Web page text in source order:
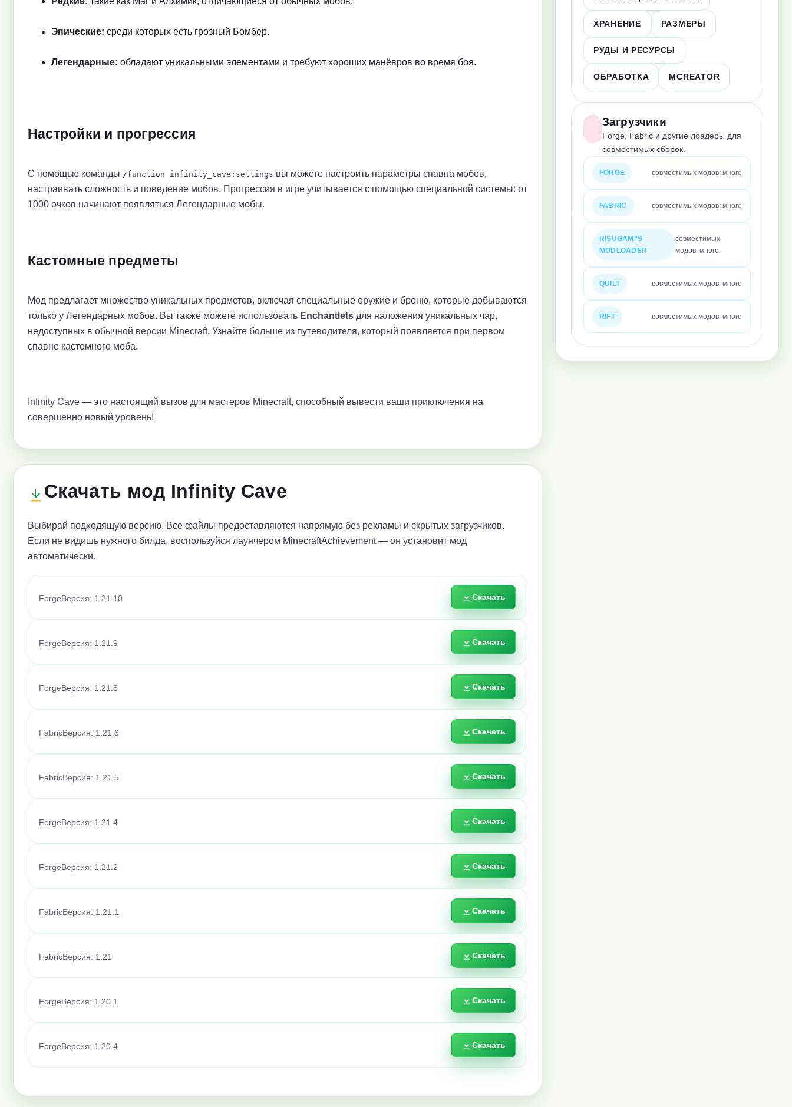
Эпические: среди которых есть грозный Бомбер.
Легендарные: обладают уникальными элементами и требуют хороших манёвров во время боя.
Настройки и прогрессия
С помощью команды /function infinity_cave:settings вы можете настроить параметры спавна мобов,
настраивать сложность и поведение мобов. Прогрессия в игре учитывается с помощью специальной системы: от
1000 очков начинают появляться Легендарные мобы.
Кастомные предметы
Мод предлагает множество уникальных предметов, включая специальные оружие и броню, которые добываются
только у Легендарных мобов. Вы также можете использовать Enchantlets для наложения уникальных чар,
недоступных в обычной версии Minecraft. Узнайте больше из путеводителя, который появляется при первом
спавне кастомного моба.
Infinity Cave — это настоящий вызов для мастеров Minecraft, способный вывести ваши приключения на
совершенно новый уровень!
Скачать мод Infinity Cave
Выбирай подходящую версию. Все файлы предоставляются напрямую без рекламы и скрытых загрузчиков.
Если не видишь нужного билда, воспользуйся лаунчером MinecraftAchievement — он установит мод
автоматически.
Forge Версия: 1.21.10 Скачать
Forge Версия: 1.21.9 Скачать
Forge Версия: 1.21.8 Скачать
FabricВерсия: 1.21.6 Скачать
FabricВерсия: 1.21.5 Скачать
Forge Версия: 1.21.4 Скачать
Forge Версия: 1.21.2 Скачать
FabricВерсия: 1.21.1 Скачать
FabricВерсия: 1.21 Скачать
Forge Версия: 1.20.1 Скачать
Forge Версия: 1.20.4 Скачать
ХРАНЕНИЕ РАЗМЕРЫ
РУДЫ И РЕСУРСЫ
ОБРАБОТКА MCREATOR
Загрузчики
Forge, Fabric и другие лоадеры для
совместимых сборок.
FORGE совместимых модов: много
FABRIC совместимых модов: много
RISUGAMI'S
MODLOADER
совместимых
модов: много
QUILT совместимых модов: много
RIFT совместимых модов: много